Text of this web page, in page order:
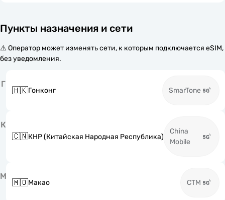
Пункты назначения и сети
⚠️ Оператор может изменять сети, к которым подключается eSIM,
без уведомления.
Г
🇭🇰Гонконг SmarTone
К
🇨🇳КНР (Китайская Народная Республика)
China
Mobile
М
🇲🇴Макао CTM